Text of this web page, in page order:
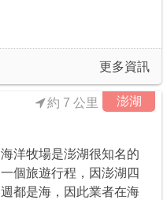
更多資訊
澎湖
約 7 公里
海洋牧場是澎湖很知名的
一個旅遊行程，因澎湖四
週都是海，因此業者在海